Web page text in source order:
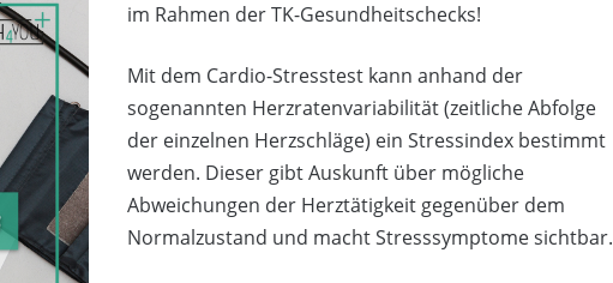
im Rahmen der TK-Gesundheitschecks!
Mit dem Cardio-Stresstest kann anhand der
sogenannten Herzratenvariabilität (zeitliche Abfolge
der einzelnen Herzschläge) ein Stressindex bestimmt
werden. Dieser gibt Auskunft über mögliche
Abweichungen der Herztätigkeit gegenüber dem
Normalzustand und macht Stresssymptome sichtbar.